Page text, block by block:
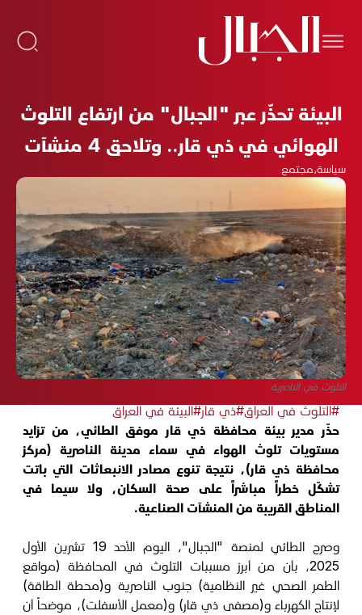
البيئة تحذّر عبر "الجبال" من ارتفاع التلوث
الهوائي في ذي قار.. وتلاحق 4 منشآت
سياسة،مجتمع
التلوث في الناصرية
#التلوث في العراق#ذي قار#البيئة في العراق
حذّر مدير بيئة محافظة ذي قار موفق الطائي، من تزايد
مستويات تلوث الهواء في سماء مدينة الناصرية (مركز
محافظة ذي قار)، نتيجة تنوع مصادر الانبعاثات التي باتت
تشكّل خطراً مباشراً على صحة السكان، ولا سيما في
المناطق القريبة من المنشآت الصناعية.
وصرح الطائي لمنصة "الجبال"، اليوم الأحد 19 تشرين الأول
2025، بأن من أبرز مسببات التلوث في المحافظة (مواقع
الطمر الصحي غير النظامية) جنوب الناصرية و(محطة الطاقة)
لإنتاج الكهرباء و(مصفى ذي قار) و(معمل الأسفلت)، موضحاً أن